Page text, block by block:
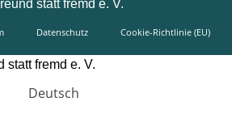
statt fremd e. V.
Datenschutz Cookie-Richtlinie (EU)
statt fremd e. V.
Deutsch